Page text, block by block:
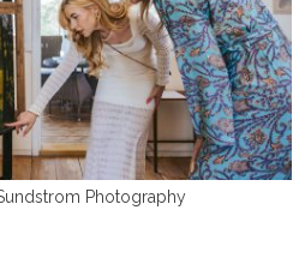
Photography